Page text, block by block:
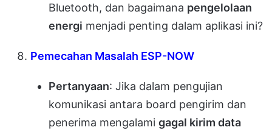
Bluetooth, dan bagaimana pengelolaan
energi menjadi penting dalam aplikasi ini?
Pemecahan Masalah ESP-NOW
Pertanyaan: Jika dalam pengujian
komunikasi antara board pengirim dan
penerima mengalami gagal kirim data